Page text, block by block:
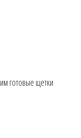
готовые щетки